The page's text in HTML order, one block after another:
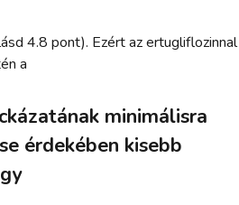
4.8 pont). Ezért az ertugliflozinnal
a
minimálisra
érdekében kisebb